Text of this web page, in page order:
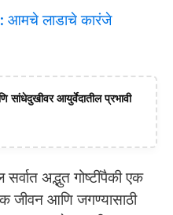
लाडाचे कारंजे
सांधेदुखीवर आयुर्वेदातील प्रभावी
सर्वात अद्भुत गोष्टींपैकी एक
जीवन आणि जगण्यासाठी